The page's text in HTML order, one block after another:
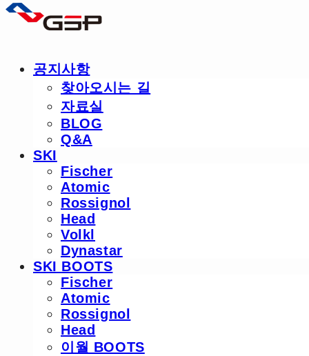
공지사항
찾아오시는 길
자료실
BLOG
Q&A
SKI
Fischer
Atomic
Rossignol
Head
Volkl
Dynastar
SKI BOOTS
Fischer
Atomic
Rossignol
Head
이월 BOOTS